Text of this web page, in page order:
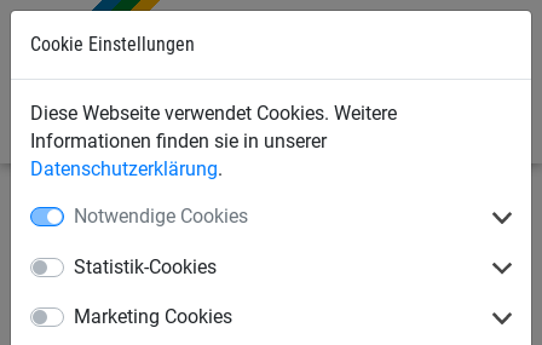
Cookie Einstellungen
Diese Webseite verwendet Cookies. Weitere
Informationen finden sie in unserer
Datenschutzerklärung.
Notwendige Cookies
Statistik-Cookies
Marketing Cookies
Industrienetze
Abdecknetze und -planen
Abdeckplane, PE, 200 g/m²